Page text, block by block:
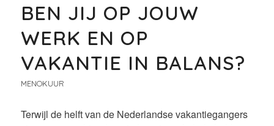
BEN JIJ OP JOUW
WERK EN OP
VAKANTIE IN BALANS?
MENOKUUR
Terwijl de helft van de Nederlandse vakantiegangers